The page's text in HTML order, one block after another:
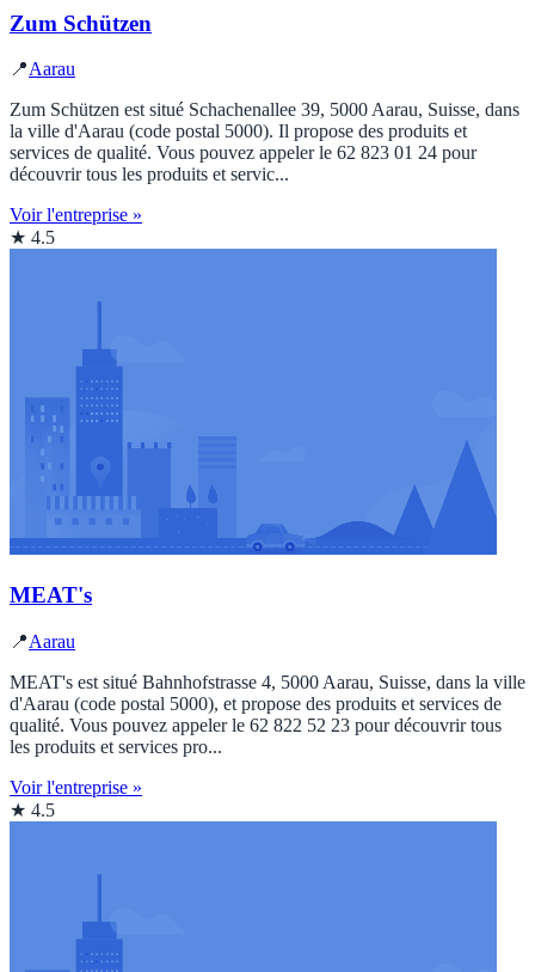
Zum Schützen
📍Aarau
Zum Schützen est situé Schachenallee 39, 5000 Aarau, Suisse, dans
la ville d'Aarau (code postal 5000). Il propose des produits et
services de qualité. Vous pouvez appeler le 62 823 01 24 pour
découvrir tous les produits et servic...
Voir l'entreprise »
★ 4.5
MEAT's
📍Aarau
MEAT's est situé Bahnhofstrasse 4, 5000 Aarau, Suisse, dans la ville
d'Aarau (code postal 5000), et propose des produits et services de
qualité. Vous pouvez appeler le 62 822 52 23 pour découvrir tous
les produits et services pro...
Voir l'entreprise »
★ 4.5